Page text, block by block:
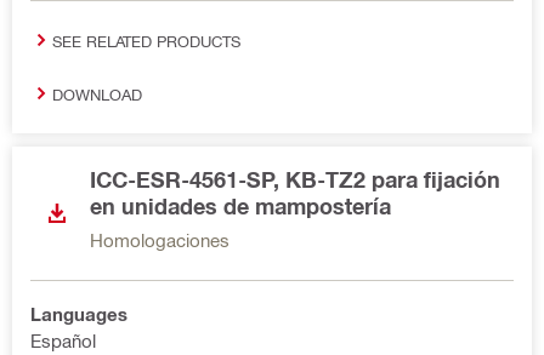
SEE RELATED PRODUCTS
DOWNLOAD
ICC-ESR-4561-SP, KB-TZ2 para fijación
en unidades de mampostería
Homologaciones
Languages
Español